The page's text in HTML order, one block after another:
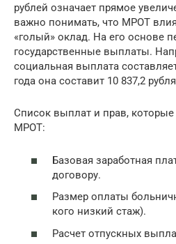
рублей означает прямое
важно понимать, что МРОТ
«голый» оклад. На его основе
государственные выплаты.
социальная выплата
года она составит 10 837,2
Список выплат и прав, которые
МРОТ:
Базовая заработная
договору.
Размер оплаты
кого низкий стаж).
Расчет отпускных